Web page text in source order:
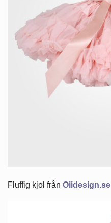
Fluffig kjol från Oiidesign.se